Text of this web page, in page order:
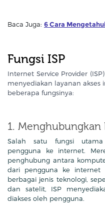
Baca Juga: 6 Cara
Fungsi ISP
Internet Service Provider
menyediakan layanan akses
beberapa fungsinya:
1.
Salah satu fungsi
pengguna ke internet.
penghubung antara
dari pengguna ke internet
berbagai jenis teknologi,
dan satelit, ISP
diakses oleh pengguna.